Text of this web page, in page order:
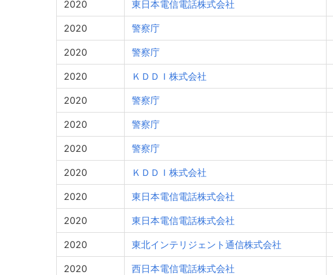
2020 東日本電信電話株式会社
2020 警察庁
2020 警察庁
2020 ＫＤＤＩ株式会社
2020 警察庁
2020 警察庁
2020 警察庁
2020 ＫＤＤＩ株式会社
2020 東日本電信電話株式会社
2020 東日本電信電話株式会社
2020 東北インテリジェント通信株式会社
2020 西日本電信電話株式会社